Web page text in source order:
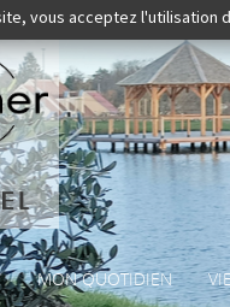
MON QUOTIDIEN
vous acceptez